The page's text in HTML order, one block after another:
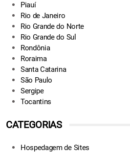
Piauí
Rio de Janeiro
Rio Grande do Norte
Rio Grande do Sul
Rondônia
Roraima
Santa Catarina
São Paulo
Sergipe
Tocantins
CATEGORIAS
Hospedagem de Sites